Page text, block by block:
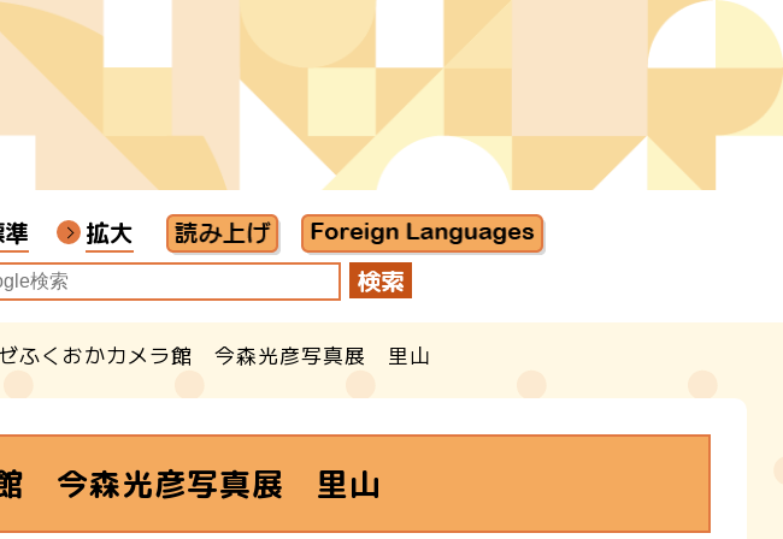
拡大
ふくおかカメラ館 今森光彦写真展 里山
今森光彦写真展 里山